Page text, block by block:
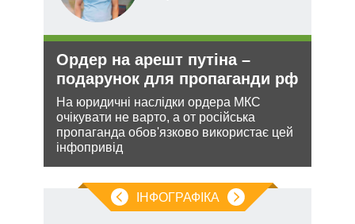
Ордер на арешт путіна –
подарунок для пропаганди рф
На юридичні наслідки ордера МКС
очікувати не варто, а от російська
пропаганда обов'язково використає цей
інфопривід
ІНФОГРАФІКА